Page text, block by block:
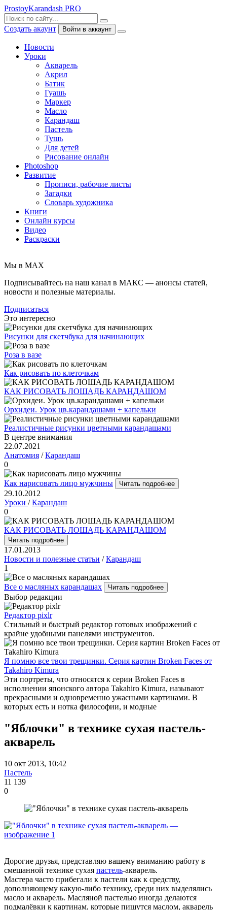
ProstoyKarandash PRO
Создать акаунт Войти в аккаунт
Новости
Уроки
Акварель
Акрил
Батик
Гуашь
Маркер
Масло
Карандаш
Пастель
Тушь
Для детей
Рисование онлайн
Photoshop
Развитие
Прописи, рабочие листы
Загадки
Словарь художника
Книги
Онлайн курсы
Видео
Раскраски
Мы в MAX
Подписывайтесь на наш канал в МАКС — анонсы статей,
новости и полезные материалы.
Подписаться
Это интересно
Рисунки для скетчбука для начинающих
Роза в вазе
Как рисовать по клеточкам
КАК РИСОВАТЬ ЛОШАДЬ КАРАНДАШОМ
Орхидеи. Урок цв.карандашами + капельки
Реалистичные рисунки цветными карандашами
В центре внимания
22.07.2021
Анатомия /Карандаш
0
Как нарисовать лицо мужчины Читать подробнее
29.10.2012
Уроки /Карандаш
0
КАК РИСОВАТЬ ЛОШАДЬ КАРАНДАШОМ
Читать подробнее
17.01.2013
Новости и полезные статьи /Карандаш
1
Все о масляных карандашах Читать подробнее
Выбор редакции
Редактор pixlr
Стильный и быстрый редактор готовых изображений с
крайне удобными панелями инструментов.
Я помню все твои трещинки. Серия картин Broken Faces от
Takahiro Kimura
Эти портреты, что относятся к серии Broken Faces в
исполнении японского автора Takahiro Kimura, называют
прекрасными и одновременно ужасными картинами. В
которых есть и нотка философии, и модные
"Яблочки" в технике сухая пастель-
акварель
10 окт 2013, 10:42
Пастель
11 139
0
Дорогие друзья, представляю вашему вниманию работу в
смешанной технике сухая пастель-акварель.
Мастера часто прибегали к пастели как к средству,
дополняющему какую-либо технику, среди них выделялись
масло и акварель. Масляной пастелью иногда делаются
подмалёвки к картинам, которые пишутся маслом, акварель